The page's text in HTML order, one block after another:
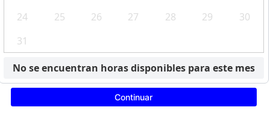
24
25 26 27 28 29
30
31
No se encuentran horas disponibles para este mes
Continuar